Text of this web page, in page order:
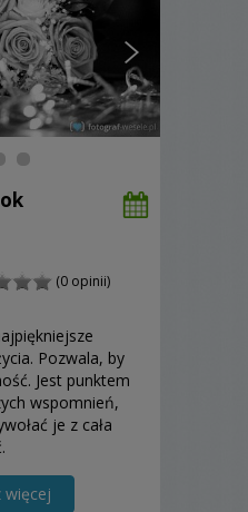
(0 opinii)
Pozwala, by
Jest punktem
wspomnień,
je z cała
więcej